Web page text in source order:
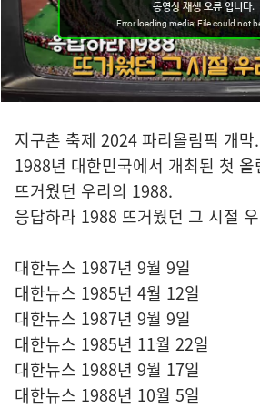
지구촌 축제 2024 파리올림픽 개막.
1988년 대한민국에서 개최된 첫 올
뜨거웠던 우리의 1988.
응답하라 1988 뜨거웠던 그 시절
대한뉴스 1987년 9월 9일
대한뉴스 1985년 4월 12일
대한뉴스 1987년 9월 9일
대한뉴스 1985년 11월 22일
대한뉴스 1988년 9월 17일
대한뉴스 1988년 10월 5일